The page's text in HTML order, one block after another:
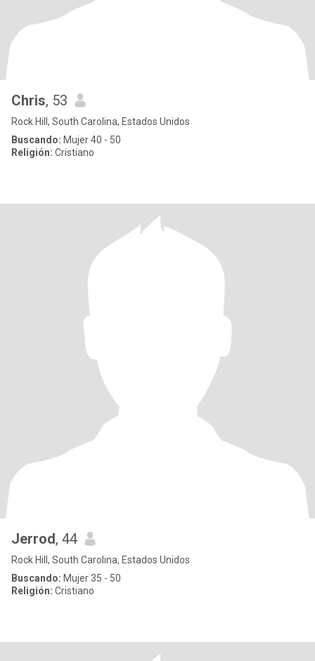
Chris, 53
Rock Hill, South Carolina, Estados Unidos
Buscando: Mujer 40 - 50
Religión: Cristiano
Jerrod, 44
Rock Hill, South Carolina, Estados Unidos
Buscando: Mujer 35 - 50
Religión: Cristiano